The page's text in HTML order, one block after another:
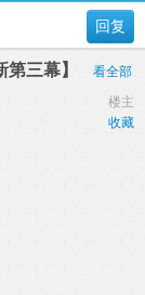
回复
第三幕】 看全部
楼主
收藏